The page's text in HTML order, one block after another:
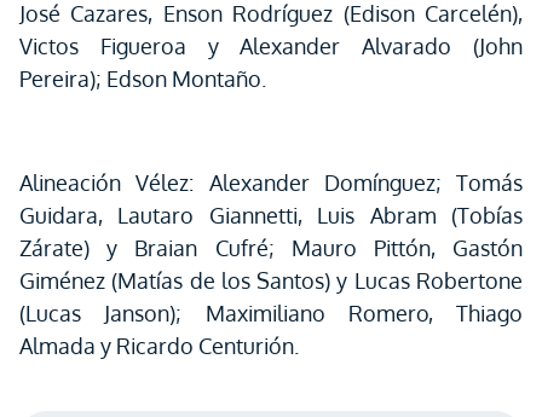
José Cazares, Enson Rodríguez (Edison Carcelén),
Victos Figueroa y Alexander Alvarado (John
Pereira); Edson Montaño.
Alineación Vélez: Alexander Domínguez; Tomás
Guidara, Lautaro Giannetti, Luis Abram (Tobías
Zárate) y Braian Cufré; Mauro Pittón, Gastón
Giménez (Matías de los Santos) y Lucas Robertone
(Lucas Janson); Maximiliano Romero, Thiago
Almada y Ricardo Centurión.